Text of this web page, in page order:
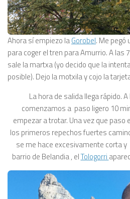
Ahora sí empiezo laGorobel. Me pegó
para coger el tren para Amurrio. A las
sale la martxa (yo decido que la
posible). Dejo la motxila y cojo la
La hora de salida llega rápido.
comenzamos a paso ligero 10
empezar a trotar. Una vez que
los primeros repechos fuertes
se me hace excesivamente corta
barrio de Belandia , elTologorri